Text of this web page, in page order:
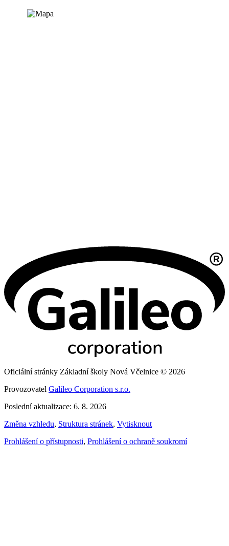
Oficiální stránky Základní školy Nová Včelnice © 2026
Provozovatel Galileo Corporation s.r.o.
Poslední aktualizace: 6. 8. 2026
Změna vzhledu, Struktura stránek, Vytisknout
Prohlášení o přístupnosti, Prohlášení o ochraně soukromí